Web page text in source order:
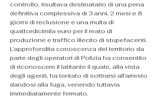
controllo, risultava destinatario di una pena
definitiva complessiva di 3 anni, 2 mesi e 8
giorni di reclusione e una multa di
quattordicimila euro per il reato di
produzione e traffico illecito di stupefacenti.
L’approfondita conoscenza del territorio da
parte degli operatori di Polizia ha consentito
di riconoscere il latitante il quale, alla vista
degli agenti, ha tentato di sottrarsi all’arresto
dandosi alla fuga, venendo tuttavia
immediatamente fermato.